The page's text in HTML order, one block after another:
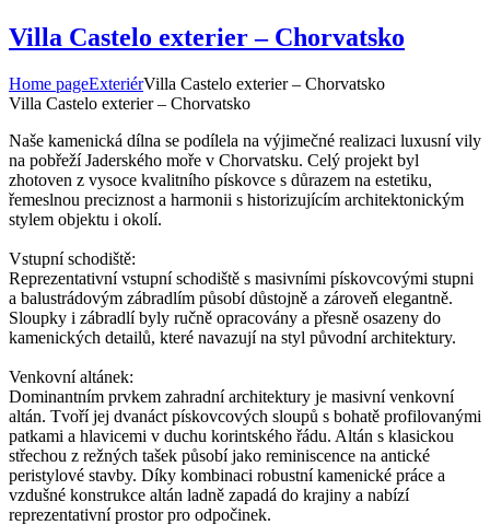
Villa Castelo exterier – Chorvatsko
Home pageExteriérVilla Castelo exterier – Chorvatsko
Villa Castelo exterier – Chorvatsko
Naše kamenická dílna se podílela na výjimečné realizaci luxusní vily
na pobřeží Jaderského moře v Chorvatsku. Celý projekt byl
zhotoven z vysoce kvalitního pískovce s důrazem na estetiku,
řemeslnou preciznost a harmonii s historizujícím architektonickým
stylem objektu i okolí.
Vstupní schodiště:
Reprezentativní vstupní schodiště s masivními pískovcovými stupni
a balustrádovým zábradlím působí důstojně a zároveň elegantně.
Sloupky i zábradlí byly ručně opracovány a přesně osazeny do
kamenických detailů, které navazují na styl původní architektury.
Venkovní altánek:
Dominantním prvkem zahradní architektury je masivní venkovní
altán. Tvoří jej dvanáct pískovcových sloupů s bohatě profilovanými
patkami a hlavicemi v duchu korintského řádu. Altán s klasickou
střechou z režných tašek působí jako reminiscence na antické
peristylové stavby. Díky kombinaci robustní kamenické práce a
vzdušné konstrukce altán ladně zapadá do krajiny a nabízí
reprezentativní prostor pro odpočinek.